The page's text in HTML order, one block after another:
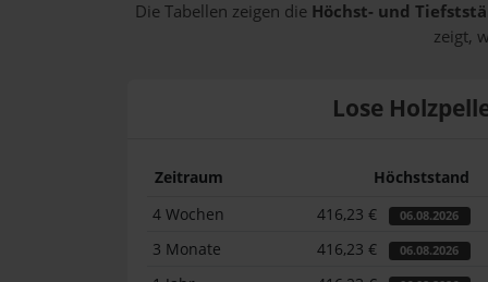
Die Tabellen zeigen die Höchst- und
zeigt,
Lose
Zeitraum Höchststand
4 Wochen
416,23 € 06.08.2026
3 Monate 416,23 € 06.08.2026